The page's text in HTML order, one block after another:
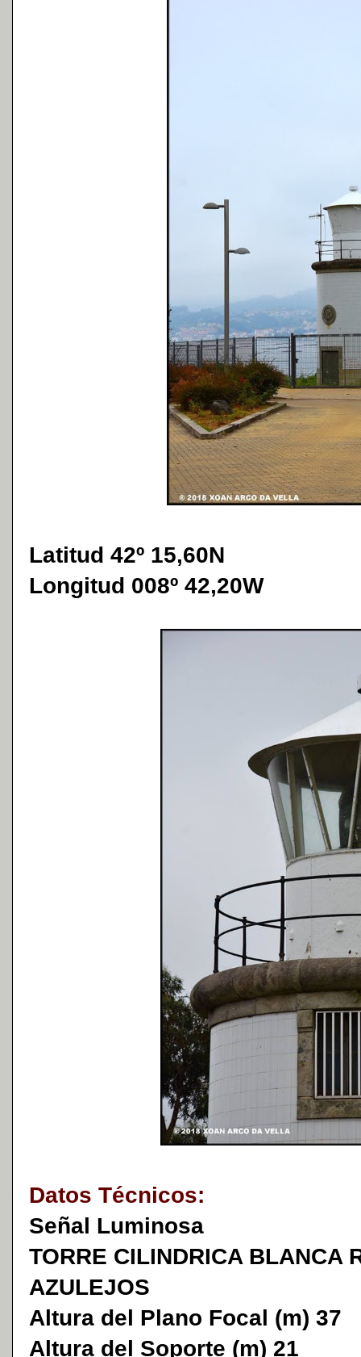
Latitud 42º 15,60N
Longitud 008º 42,20W
Datos Técnicos:
Señal Luminosa
TORRE CILINDRICA BLANCA
AZULEJOS
Altura del Plano Focal (m) 37
Altura del Soporte (m) 21